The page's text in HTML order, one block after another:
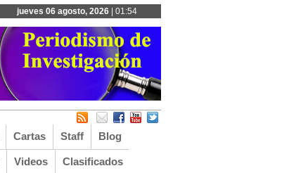
jueves 06 agosto, 2026| 01:54
Cartas Staff Blog
Videos Clasificados